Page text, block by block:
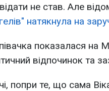
не став. Але
натякнула на
показалася на
відпочинок та
попри те, що сама